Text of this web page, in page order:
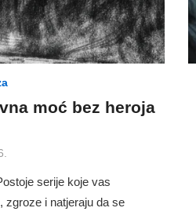
moć bez heroja
serije koje vas
zgroze i natjeraju da se